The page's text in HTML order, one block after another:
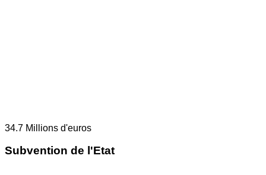
34.7 Millions d'euros
Subvention de l'Etat